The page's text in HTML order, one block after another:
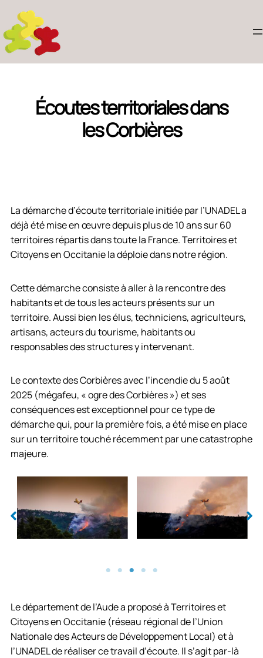
Écoutes territoriales dans
les Corbières
La démarche d’écoute territoriale initiée par l’UNADEL a
déjà été mise en œuvre depuis plus de 10 ans sur 60
territoires répartis dans toute la France. Territoires et
Citoyens en Occitanie la déploie dans notre région.
Cette démarche consiste à aller à la rencontre des
habitants et de tous les acteurs présents sur un
territoire. Aussi bien les élus, techniciens, agriculteurs,
artisans, acteurs du tourisme, habitants ou
responsables des structures y intervenant.
Le contexte des Corbières avec l’incendie du 5 août
2025 (mégafeu, « ogre des Corbières ») et ses
conséquences est exceptionnel pour ce type de
démarche qui, pour la première fois, a été mise en place
sur un territoire touché récemment par une catastrophe
majeure.
©A.Deschamps ©A.Deschamps
Le département de l’Aude a proposé à Territoires et
Citoyens en Occitanie (réseau régional de l’Union
Nationale des Acteurs de Développement Local) et à
l’UNADEL de réaliser ce travail d’écoute. Il s’agit par-là